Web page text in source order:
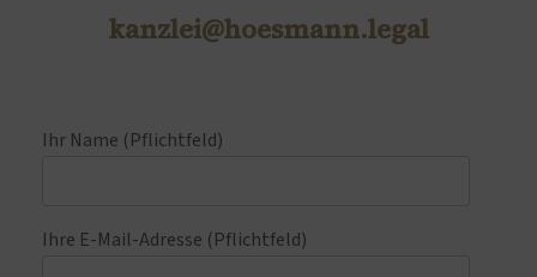
kanzlei@hoesmann.legal
Ihr Name (Pflichtfeld)
Ihre E-Mail-Adresse (Pflichtfeld)